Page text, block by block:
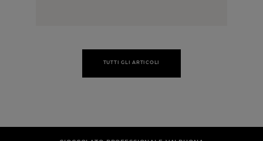
TUTTI GLI ARTICOLI